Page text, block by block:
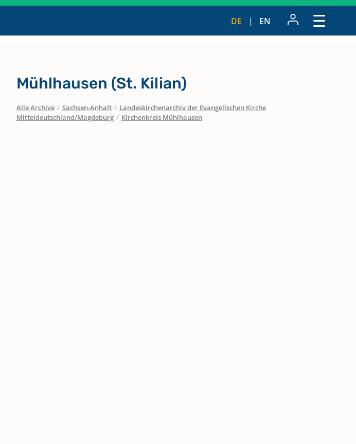
DE EN
Mühlhausen (St. Kilian)
Alle Archive / Sachsen-Anhalt / Landeskirchenarchiv der Evangelischen Kirche
Mitteldeutschland/Magdeburg / Kirchenkreis Mühlhausen